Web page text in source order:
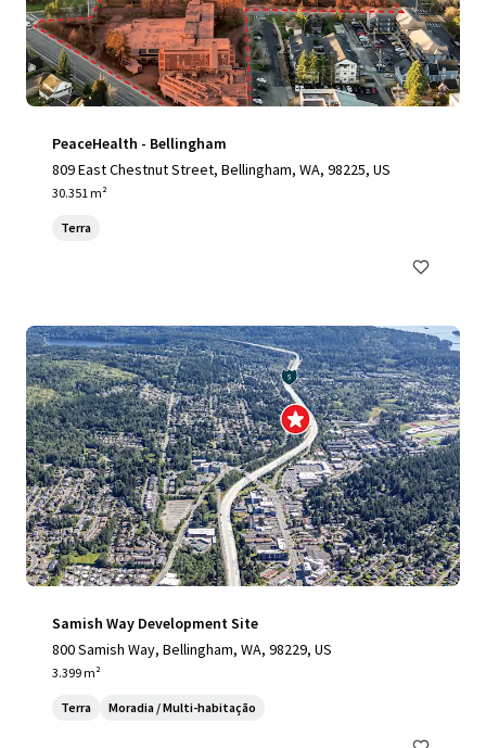
PeaceHealth - Bellingham
809 East Chestnut Street, Bellingham, WA, 98225, US
30.351 m²
Terra
Samish Way Development Site
800 Samish Way, Bellingham, WA, 98229, US
3.399 m²
Terra Moradia / Multi-habitação